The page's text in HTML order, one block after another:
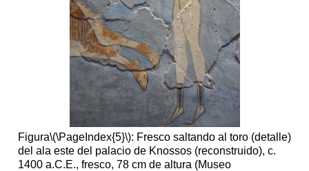
Figura\(\PageIndex{5}\): Fresco saltando al toro (detalle)
del ala este del palacio de Knossos (reconstruido), c.
1400 a.C.E., fresco, 78 cm de altura (Museo